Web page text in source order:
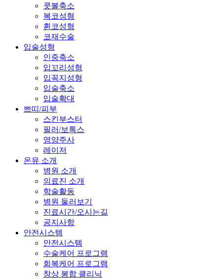
콧볼축소
복코성형
휜코성형
코재수술
입술성형
인중축소
입꼬리성형
입꼭지성형
입술축소
입술확대
쁘띠/피부
스킨부스터
필러/보톡스
영양주사
레이저
온유 소개
병원 소개
의료진 소개
학술활동
병원 둘러보기
진료시간/오시는길
공지사항
안전시스템
안전시스템
수술케어 프로그램
회복케어 프로그램
창상 봉합 클리닉